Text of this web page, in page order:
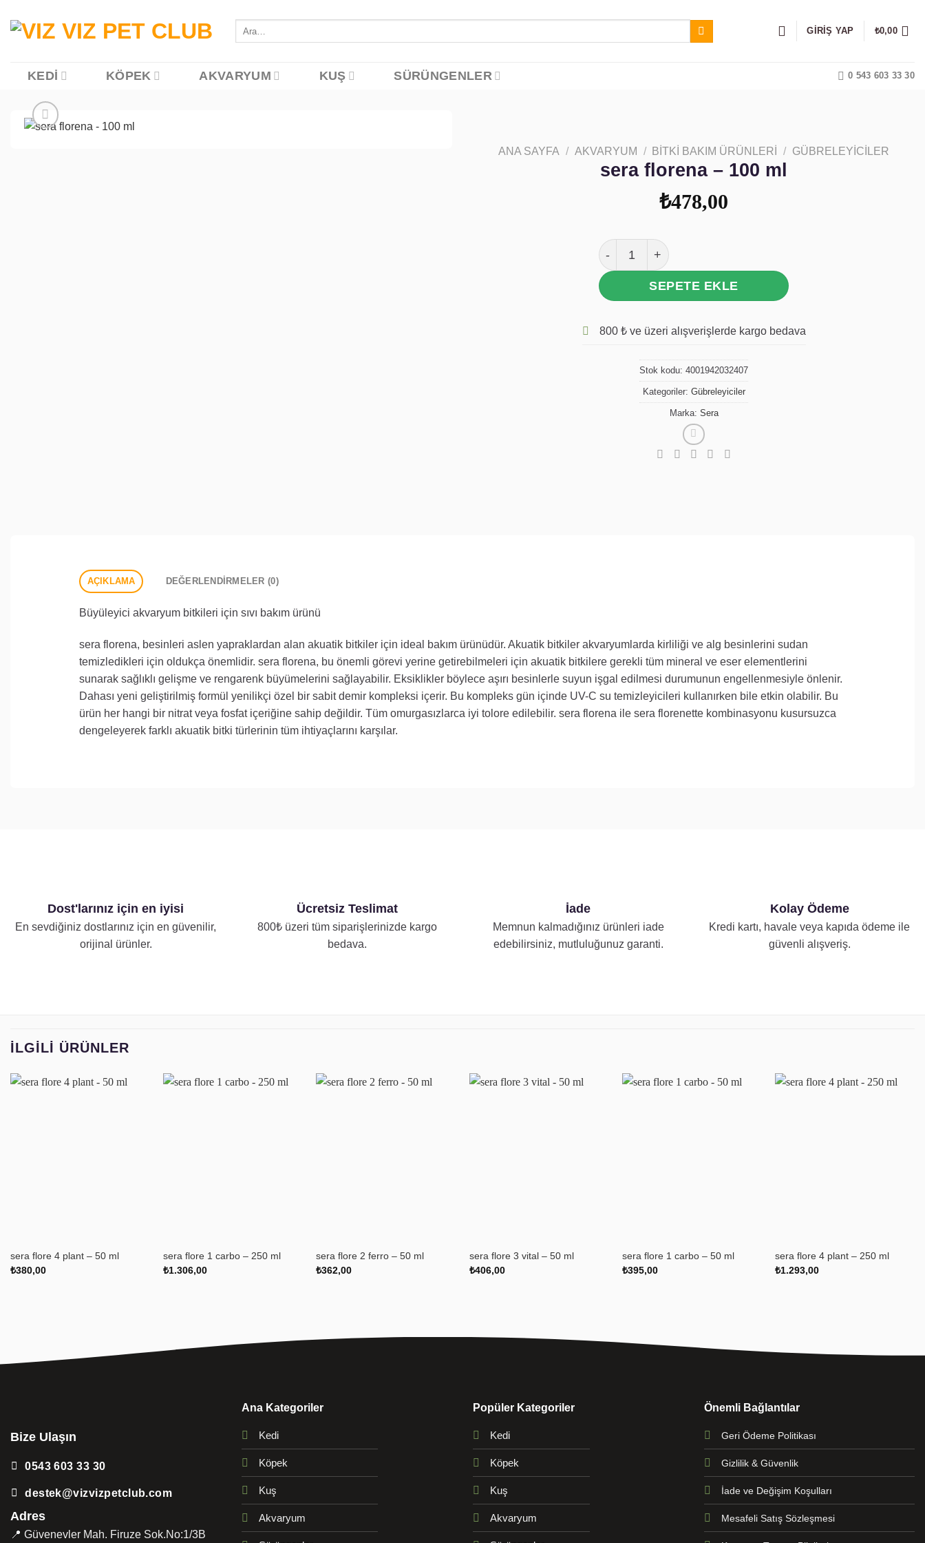
atla
GIRIŞ YAP ₺0,00
KEDI KÖPEK AKVARYUM KUŞ SÜRÜNGENLER 0 543 603 33 30
ANA SAYFA / AKVARYUM / BITKI BAKIM ÜRÜNLERI / GÜBRELEYICILER
sera florena – 100 ml
₺478,00
sera florena - 100 ml adet
SEPETE EKLE
800 ₺ ve üzeri alışverişlerde kargo bedava
Stok kodu: 4001942032407
Kategoriler: Gübreleyiciler
Marka: Sera
AÇIKLAMA DEĞERLENDIRMELER (0)
Büyüleyici akvaryum bitkileri için sıvı bakım ürünü
sera florena, besinleri aslen yapraklardan alan akuatik bitkiler için ideal bakım ürünüdür. Akuatik bitkiler akvaryumlarda kirliliği ve alg besinlerini sudan
temizledikleri için oldukça önemlidir. sera florena, bu önemli görevi yerine getirebilmeleri için akuatik bitkilere gerekli tüm mineral ve eser elementlerini
sunarak sağlıklı gelişme ve rengarenk büyümelerini sağlayabilir. Eksiklikler böylece aşırı besinlerle suyun işgal edilmesi durumunun engellenmesiyle önlenir.
Dahası yeni geliştirilmiş formül yenilikçi özel bir sabit demir kompleksi içerir. Bu kompleks gün içinde UV-C su temizleyicileri kullanırken bile etkin olabilir. Bu
ürün her hangi bir nitrat veya fosfat içeriğine sahip değildir. Tüm omurgasızlarca iyi tolore edilebilir. sera florena ile sera florenette kombinasyonu kusursuzca
dengeleyerek farklı akuatik bitki türlerinin tüm ihtiyaçlarını karşılar.
Dost'larınız için en iyisi
En sevdiğiniz dostlarınız için en güvenilir,
orijinal ürünler.
Ücretsiz Teslimat
800₺ üzeri tüm siparişlerinizde kargo
bedava.
İade
Memnun kalmadığınız ürünleri iade
edebilirsiniz, mutluluğunuz garanti.
Kolay Ödeme
Kredi kartı, havale veya kapıda ödeme ile
güvenli alışveriş.
İLGILI ÜRÜNLER
sera flore 4 plant – 50 ml
₺380,00
sera flore 1 carbo – 250 ml
₺1.306,00
sera flore 2 ferro – 50 ml
₺362,00
sera flore 3 vital – 50 ml
₺406,00
sera flore 1 carbo – 50 ml
₺395,00
sera flore 4 plant – 250 ml
₺1.293,00
Bize Ulaşın
0543 603 33 30
destek@vizvizpetclub.com
Adres
📍 Güvenevler Mah. Firuze Sok.No:1/3B
Ana Kategoriler
Kedi
Köpek
Kuş
Akvaryum
Popüler Kategoriler
Kedi
Köpek
Kuş
Akvaryum
Önemli Bağlantılar
Geri Ödeme Politikası
Gizlilik & Güvenlik
İade ve Değişim Koşulları
Mesafeli Satış Sözleşmesi